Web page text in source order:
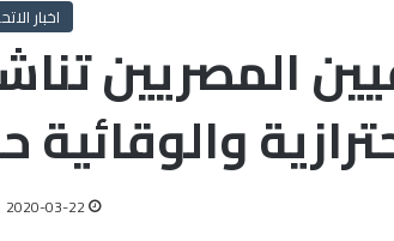
اخبار
المصريين
2020-03-22